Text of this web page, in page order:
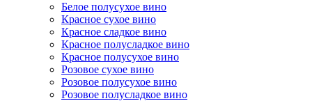
Белое полусухое вино
Красное сухое вино
Красное сладкое вино
Красное полусладкое вино
Красное полусухое вино
Розовое сухое вино
Розовое полусухое вино
Розовое полусладкое вино